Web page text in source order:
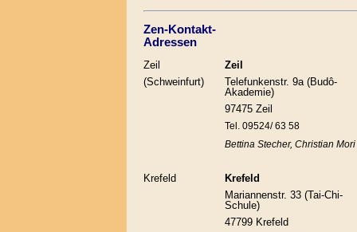
Zen-Kontakt-
Adressen
Zeil
Zeil
(Schweinfurt)
Telefunkenstr. 9a (Budô-
Akademie)
97475 Zeil
Tel. 09524/ 63 58
Bettina Stecher, Christian Mori
Krefeld
Krefeld
Mariannenstr. 33 (Tai-Chi-
Schule)
47799 Krefeld